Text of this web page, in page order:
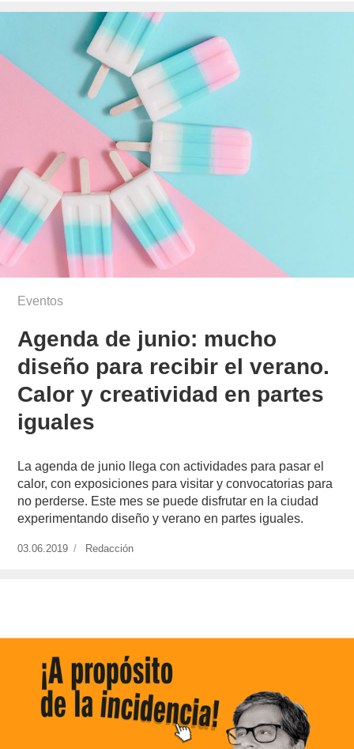
Eventos
Agenda de junio: mucho
diseño para recibir el verano.
Calor y creatividad en partes
iguales
La agenda de junio llega con actividades para pasar el
calor, con exposiciones para visitar y convocatorias para
no perderse. Este mes se puede disfrutar en la ciudad
experimentando diseño y verano en partes iguales.
Publicado
03.06.2019 https://www.experimenta.es/author/redaccion/
Redacción